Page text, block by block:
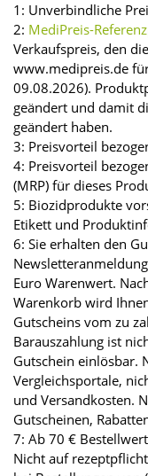
1: Unverbindliche
2: MediPreis-
Verkaufspreis, den
www.medipreis.de
09.08.2026).
geändert und damit
geändert haben.
3: Preisvorteil
4: Preisvorteil
(MRP) für dieses
5: Biozidprodukte
Etikett und
6: Sie erhalten den
Euro Warenwert.
Warenkorb wird
Gutscheins vom zu
Barauszahlung ist
Gutschein einlösbar.
Vergleichsportale,
und Versandkosten.
Gutscheinen,
7: Ab 70 €
Nicht auf